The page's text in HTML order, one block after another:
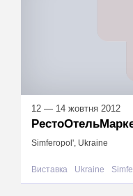
12 — 14 жовтня 2012
Simferopol', Ukraine
Виставка Ukraine